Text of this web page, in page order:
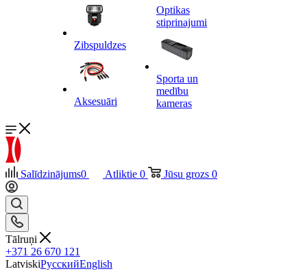
Zibspuldzes
Aksesuāri
Optikas
stiprinajumi
Sporta un
medību
kameras
Salīdzinājums0 Atliktie 0 Jūsu grozs 0
Tālruņi
+371 26 670 121
LatviskiРусскийEnglish